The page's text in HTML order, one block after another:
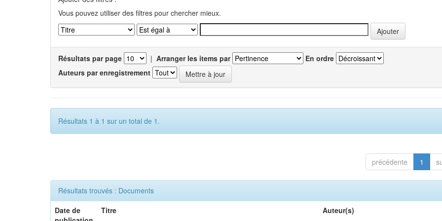
Vous pouvez utiliser des filtres pour chercher mieux.
Résultats par page | Arranger les items par
En ordre
Auteurs par enregistrement
Résultats 1 à 1 sur un total de 1.
précédente 1
Résultats trouvés : Documents
Date de
Titre Auteur(s)